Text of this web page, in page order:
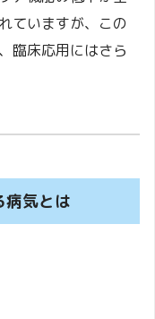
ていますが、この
臨床応用にはさら
病気とは